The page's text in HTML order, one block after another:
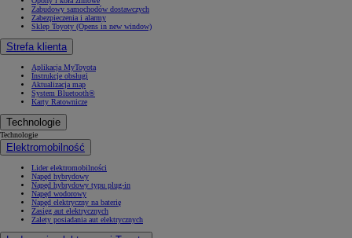
Zabudowy samochodów dostawczych
Zabezpieczenia i alarmy
Sklep Toyoty (Opens in new window)
Strefa klienta
Aplikacja MyToyota
Instrukcje obsługi
Aktualizacja map
System Bluetooth®
Karty Ratownicze
Technologie
Technologie
Elektromobilność
Lider elektromobilności
Napęd hybrydowy
Napęd hybrydowy typu plug-in
Napęd wodorowy
Napęd elektryczny na baterię
Zasięg aut elektrycznych
Zalety posiadania aut elektrycznych